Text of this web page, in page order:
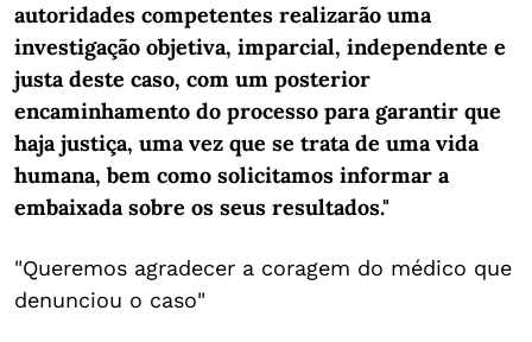
autoridades competentes realizarão uma
investigação objetiva, imparcial, independente e
justa deste caso, com um posterior
encaminhamento do processo para garantir que
haja justiça, uma vez que se trata de uma vida
humana, bem como solicitamos informar a
embaixada sobre os seus resultados."
"Queremos agradecer a coragem do médico que
denunciou o caso"